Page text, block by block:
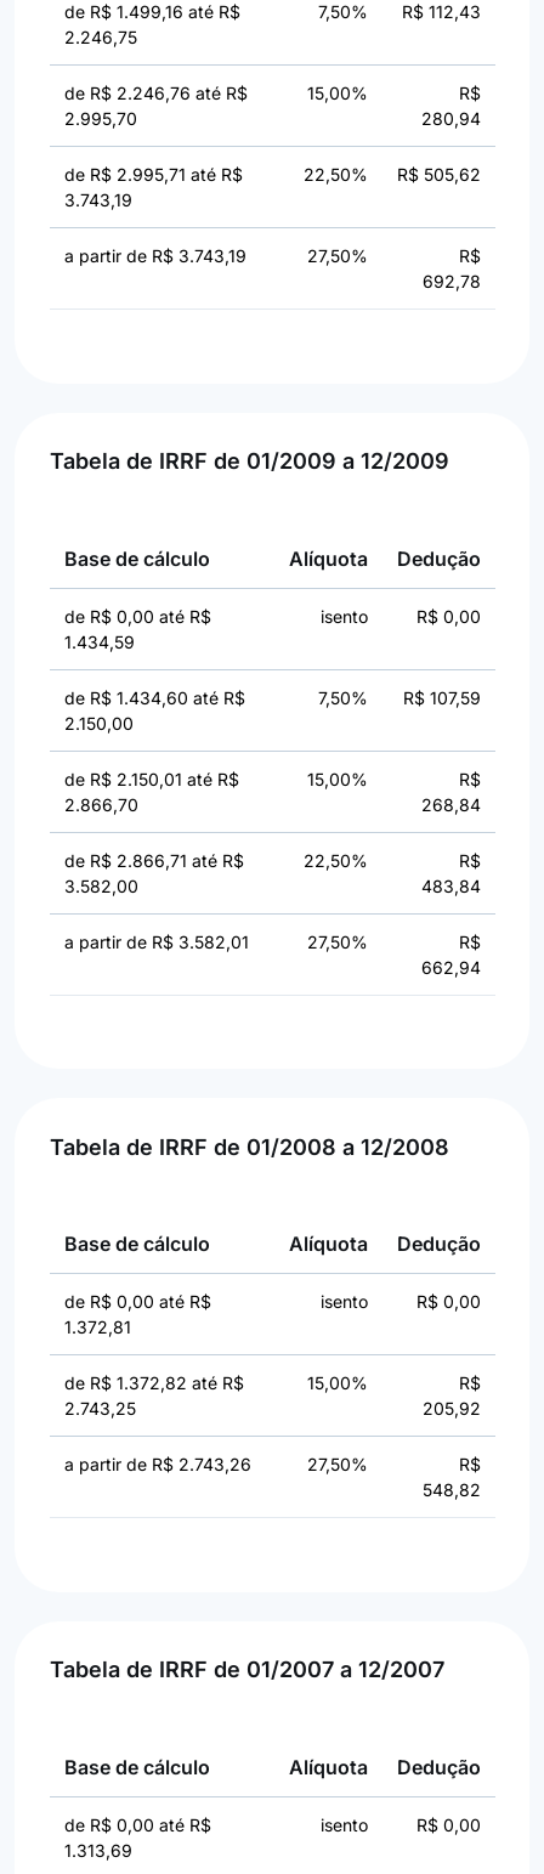
de R$ 1.499,16 até R$
2.246,75
7,50% R$ 112,43
de R$ 2.246,76 até R$
2.995,70
15,00%
R$
280,94
de R$ 2.995,71 até R$
3.743,19
22,50% R$ 505,62
a partir de R$ 3.743,19 27,50%
R$
692,78
Tabela de IRRF de 01/2009 a 12/2009
Base de cálculo Alíquota Dedução
de R$ 0,00 até R$
1.434,59
isento R$ 0,00
de R$ 1.434,60 até R$
2.150,00
7,50% R$ 107,59
de R$ 2.150,01 até R$
2.866,70
15,00%
R$
268,84
de R$ 2.866,71 até R$
3.582,00
22,50%
R$
483,84
a partir de R$ 3.582,01 27,50%
R$
662,94
Tabela de IRRF de 01/2008 a 12/2008
Base de cálculo Alíquota Dedução
de R$ 0,00 até R$
1.372,81
isento R$ 0,00
de R$ 1.372,82 até R$
2.743,25
15,00%
R$
205,92
a partir de R$ 2.743,26 27,50%
R$
548,82
Tabela de IRRF de 01/2007 a 12/2007
Base de cálculo Alíquota Dedução
de R$ 0,00 até R$
1.313,69
isento R$ 0,00